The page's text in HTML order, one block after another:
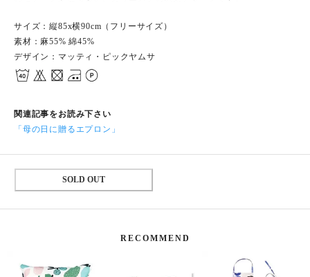
サイズ：縦85x横90cm（フリーサイズ）
素材：麻55% 綿45%
デザイン：マッティ・ピックヤムサ
関連記事をお読み下さい
「母の日に贈るエプロン」
SOLD OUT
RECOMMEND